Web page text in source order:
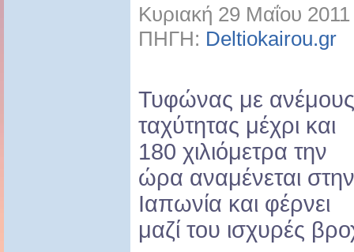
Κυριακή 29 Μαΐου
ΠΗΓΗ: Deltiokairou.gr
Τυφώνας με ανέμους
ταχύτητας μέχρι και
180 χιλιόμετρα την
ώρα αναμένεται στην
Ιαπωνία και φέρνει
μαζί του ισχυρές